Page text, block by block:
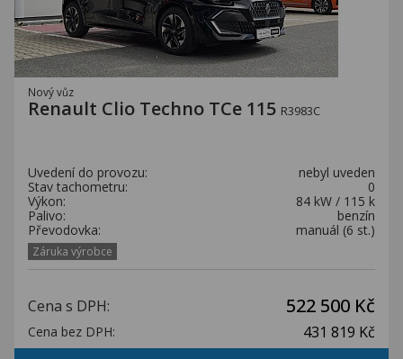
Nový vůz
Renault Clio Techno TCe 115 R3983C
Uvedení do provozu:
nebyl uveden
Stav tachometru:
0
Výkon:
84 kW / 115 k
Palivo:
benzín
Převodovka:
manuál (6 st.)
Záruka výrobce
Cena s DPH: 522 500 Kč
Cena bez DPH: 431 819 Kč